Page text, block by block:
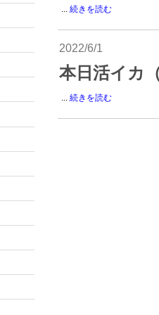
...続きを読む
2022/6/1
本日活イカ
...続きを読む